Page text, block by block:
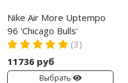
Nike Air More Uptempo
96 'Chicago Bulls'
(3)
11736 руб
Выбрать